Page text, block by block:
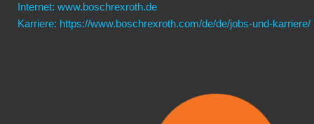
Internet: www.boschrexroth.de
Karriere: https://www.boschrexroth.com/de/de/jobs-und-karriere/